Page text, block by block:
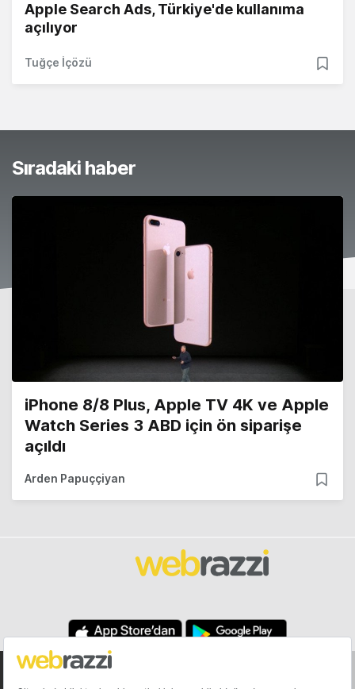
Apple Search Ads, Türkiye'de kullanıma
açılıyor
Tuğçe İçözü
Sıradaki haber
iPhone 8/8 Plus, Apple TV 4K ve Apple
Watch Series 3 ABD için ön siparişe
açıldı
Arden Papuççiyan